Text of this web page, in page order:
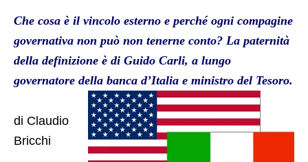
Che cosa è il vincolo esterno e perché ogni compagine
governativa non può non tenerne conto? La paternità
della definizione è di Guido Carli, a lungo
governatore della banca d’Italia e ministro del Tesoro.
di Claudio
Bricchi